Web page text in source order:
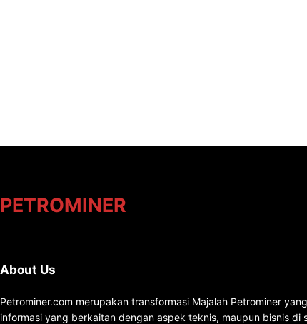
PETROMINER
About Us
Petrominer.com merupakan transformasi Majalah Petrominer
informasi yang berkaitan dengan aspek teknis, maupun bisnis di